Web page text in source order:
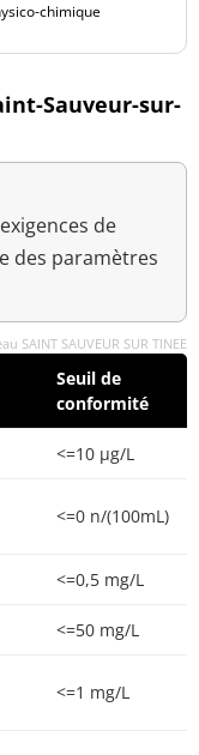
chimique
Sauveur-sur-
de
des paramètres
SAINT SAUVEUR SUR TINEE
Seuil de
conformité
<=10 µg/L
<=0 n/(100mL)
<=0,5 mg/L
<=50 mg/L
<=1 mg/L